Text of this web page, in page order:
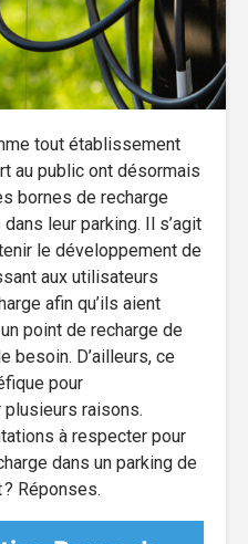
tout établissement
au public ont désormais
bornes de recharge
leur parking. Il s’agit
le développement de
aux utilisateurs
afin qu’ils aient
point de recharge de
besoin. D’ailleurs, ce
pour
plusieurs raisons.
à respecter pour
dans un parking de
Réponses.